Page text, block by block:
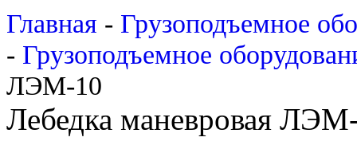
Главная - Грузоподъемное
- Грузоподъемное
ЛЭМ-10
Лебедка маневровая